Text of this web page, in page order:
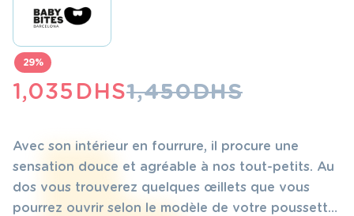
1,450DHS
LE
INITIAL
ÉTAIT :
1,450 DHS.
1,035 DHS
LE
ACTUEL
EST :
1,035 DHS.
29%
Avec son intérieur en fourrure, il procure une
sensation douce et agréable à nos tout-petits. Au
dos vous trouverez quelques œillets que vous
pourrez ouvrir selon le modèle de votre poussette.